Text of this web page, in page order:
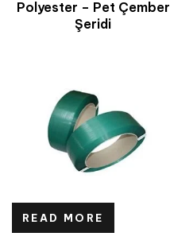
Polyester – Pet Çember
Şeridi
READ MORE